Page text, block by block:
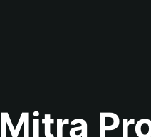
Mitra